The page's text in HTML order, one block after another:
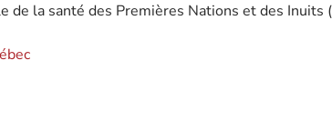
de la santé des Premières Nations et des Inuits